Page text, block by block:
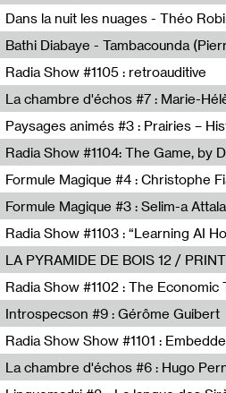
Pierrick Mouton,Diarra Niang
Théo Robine-Langlois,LD Beat
Pierrick Mouton,Bathi Diabaye
Radia Show #1105 : retroauditive
Soundart Radio
La chambre d'échos #7 : Marie-
Revue Les Chambres,Marie-Hélène
Anne Simon
Radia Show #1104: The Game, by
Radio One NZ
Formule Magique #4 : Christophe
Nathalie Lacroix
Nathalie Lacroix,Selim-a Attalah
Radio Campus Bruxelles
Sammy Stein
Radio Grenouille
Introspecson #9 : Gérôme Guibert
Pierre Henry,Gérôme Guibert
Jimmy Peggie,radioart106
La chambre d'échos #6 : Hugo
Revue Les Chambres,Hugo Pernet